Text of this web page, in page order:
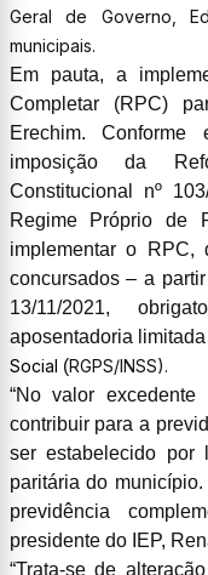
Geral de Governo,
municipais.
Em pauta, a
Completar (RPC)
Erechim.
imposição da
Constitucional nº
Regime Próprio de
implementar o RPC,
concursados – a
13/11/2021,
aposentadoria
Social (RGPS/INSS).
“No valor
contribuir para a
ser estabelecido por
paritária do
previdência
presidente do IEP,
“Trata-se de